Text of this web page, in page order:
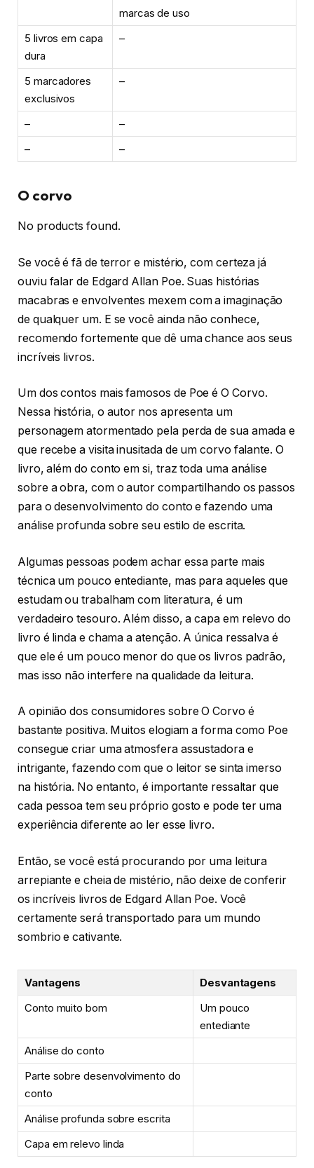
marcas de uso
5 livros em capa
dura
–
5 marcadores
exclusivos
–
–
–
–
–
O corvo
No products found.
Se você é fã de terror e mistério, com certeza já
ouviu falar de Edgard Allan Poe. Suas histórias
macabras e envolventes mexem com a imaginação
de qualquer um. E se você ainda não conhece,
recomendo fortemente que dê uma chance aos seus
incríveis livros.
Um dos contos mais famosos de Poe é O Corvo.
Nessa história, o autor nos apresenta um
personagem atormentado pela perda de sua amada e
que recebe a visita inusitada de um corvo falante. O
livro, além do conto em si, traz toda uma análise
sobre a obra, com o autor compartilhando os passos
para o desenvolvimento do conto e fazendo uma
análise profunda sobre seu estilo de escrita.
Algumas pessoas podem achar essa parte mais
técnica um pouco entediante, mas para aqueles que
estudam ou trabalham com literatura, é um
verdadeiro tesouro. Além disso, a capa em relevo do
livro é linda e chama a atenção. A única ressalva é
que ele é um pouco menor do que os livros padrão,
mas isso não interfere na qualidade da leitura.
A opinião dos consumidores sobre O Corvo é
bastante positiva. Muitos elogiam a forma como Poe
consegue criar uma atmosfera assustadora e
intrigante, fazendo com que o leitor se sinta imerso
na história. No entanto, é importante ressaltar que
cada pessoa tem seu próprio gosto e pode ter uma
experiência diferente ao ler esse livro.
Então, se você está procurando por uma leitura
arrepiante e cheia de mistério, não deixe de conferir
os incríveis livros de Edgard Allan Poe. Você
certamente será transportado para um mundo
sombrio e cativante.
Vantagens
Desvantagens
Conto muito bom
Um pouco
entediante
Análise do conto
Parte sobre desenvolvimento do
conto
Análise profunda sobre escrita
Capa em relevo linda